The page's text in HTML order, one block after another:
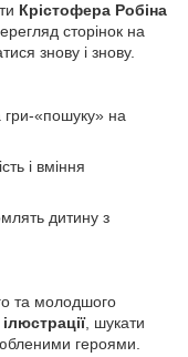
Крістофера Робіна
сторінок на
знову і знову.
гри-«пошуку» на
і вміння
дитину з
та молодшого
, шукати
героями.